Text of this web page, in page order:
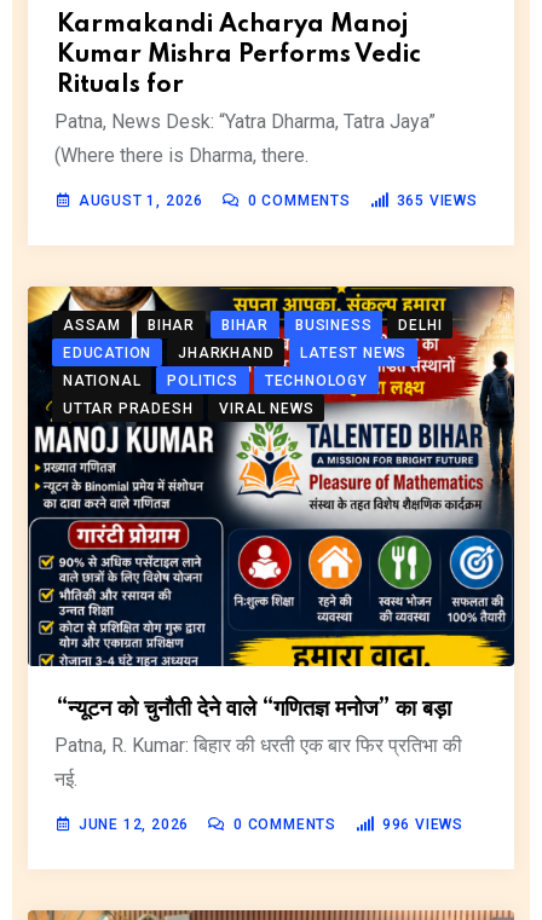
Karmakandi Acharya Manoj
Kumar Mishra Performs Vedic
Rituals for
Patna, News Desk: “Yatra Dharma, Tatra Jaya”
(Where there is Dharma, there.
AUGUST 1, 2026 0 COMMENTS 365 VIEWS
ASSAM BIHAR BIHAR BUSINESS
DELHI
EDUCATION
JHARKHAND
LATEST NEWS
NATIONAL
POLITICS
TECHNOLOGY
UTTAR PRADESH
VIRAL NEWS
“न्यूटन को चुनौती देने वाले “गणितज्ञ मनोज” का बड़ा
Patna, R. Kumar: बिहार की धरती एक बार फिर प्रतिभा की
नई.
JUNE 12, 2026 0 COMMENTS 996 VIEWS